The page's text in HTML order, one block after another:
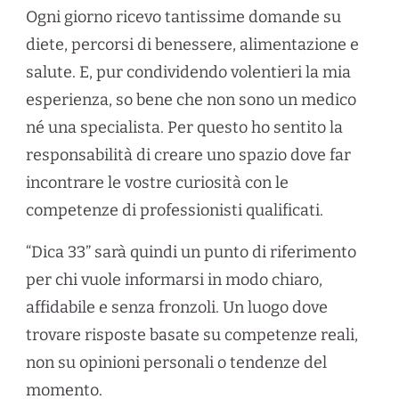
Ogni giorno ricevo tantissime domande su
diete, percorsi di benessere, alimentazione e
salute. E, pur condividendo volentieri la mia
esperienza, so bene che non sono un medico
né una specialista. Per questo ho sentito la
responsabilità di creare uno spazio dove far
incontrare le vostre curiosità con le
competenze di professionisti qualificati.
“Dica 33” sarà quindi un punto di riferimento
per chi vuole informarsi in modo chiaro,
affidabile e senza fronzoli. Un luogo dove
trovare risposte basate su competenze reali,
non su opinioni personali o tendenze del
momento.